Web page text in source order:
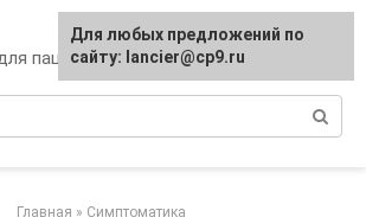
пациента
Главная » Симптоматика
Для любых предложений по
сайту: lancier@cp9.ru